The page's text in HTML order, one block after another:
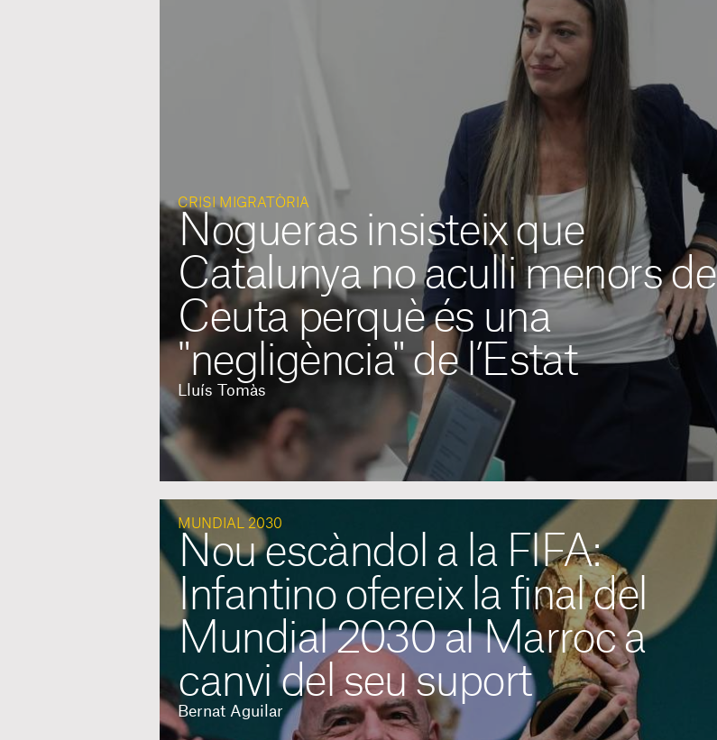
CRISI MIGRATÒRIA
Nogueras insisteix que
Catalunya no aculli menors de
Ceuta perquè és una
"negligència" de l’Estat
Lluís Tomàs
MUNDIAL 2030
Nou escàndol a la FIFA:
Infantino ofereix la final del
Mundial 2030 al Marroc a
canvi del seu suport
Bernat Aguilar